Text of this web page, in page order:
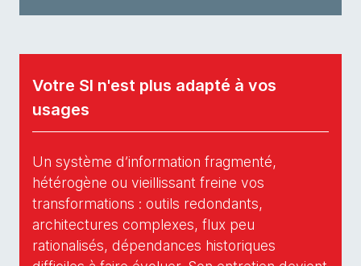
Votre SI n'est plus adapté à vos
usages
Un système d’information fragmenté,
hétérogène ou vieillissant freine vos
transformations : outils redondants,
architectures complexes, flux peu
rationalisés, dépendances historiques